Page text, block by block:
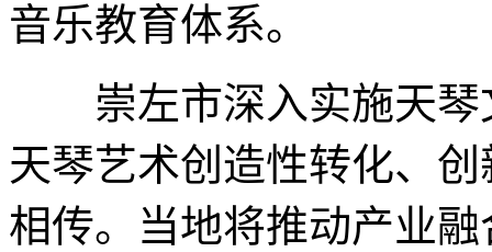
音乐教育体系。
崇左市深入实施天琴
天琴艺术创造性转化、
相传。当地将推动产业